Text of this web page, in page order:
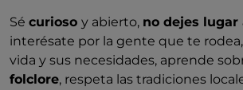
Sé curioso y abierto, no dejes lugar
interésate por la gente que te
vida y sus necesidades, aprende
folclore, respeta las tradiciones